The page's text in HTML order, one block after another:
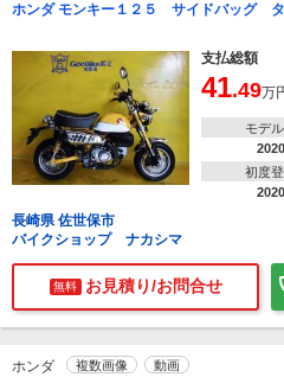
ホンダ モンキー１２５ サイドバッグ
支払総額
41.49万
モデ
初度
長崎県 佐世保市
バイクショップ ナカシマ
無料 お見積り/お問合せ
ホンダ 複数画像 動画